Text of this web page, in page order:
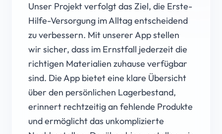
Unser Projekt verfolgt das Ziel, die Erste-
Hilfe-Versorgung im Alltag entscheidend
zu verbessern. Mit unserer App stellen
wir sicher, dass im Ernstfall jederzeit die
richtigen Materialien zuhause verfügbar
sind. Die App bietet eine klare Übersicht
über den persönlichen Lagerbestand,
erinnert rechtzeitig an fehlende Produkte
und ermöglicht das unkomplizierte